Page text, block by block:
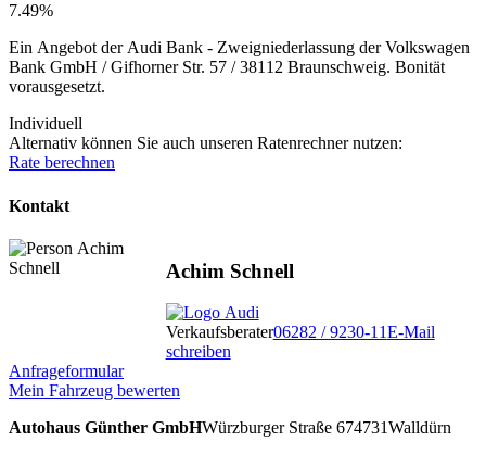
7.49%
Ein Angebot der Audi Bank - Zweigniederlassung der Volkswagen
Bank GmbH / Gifhorner Str. 57 / 38112 Braunschweig. Bonität
vorausgesetzt.
Individuell
Alternativ können Sie auch unseren Ratenrechner nutzen:
Rate berechnen
Kontakt
Achim Schnell
Verkaufsberater06282 / 9230-11E-Mail
schreiben
Anfrageformular
Mein Fahrzeug bewerten
Autohaus Günther GmbHWürzburger Straße 674731Walldürn